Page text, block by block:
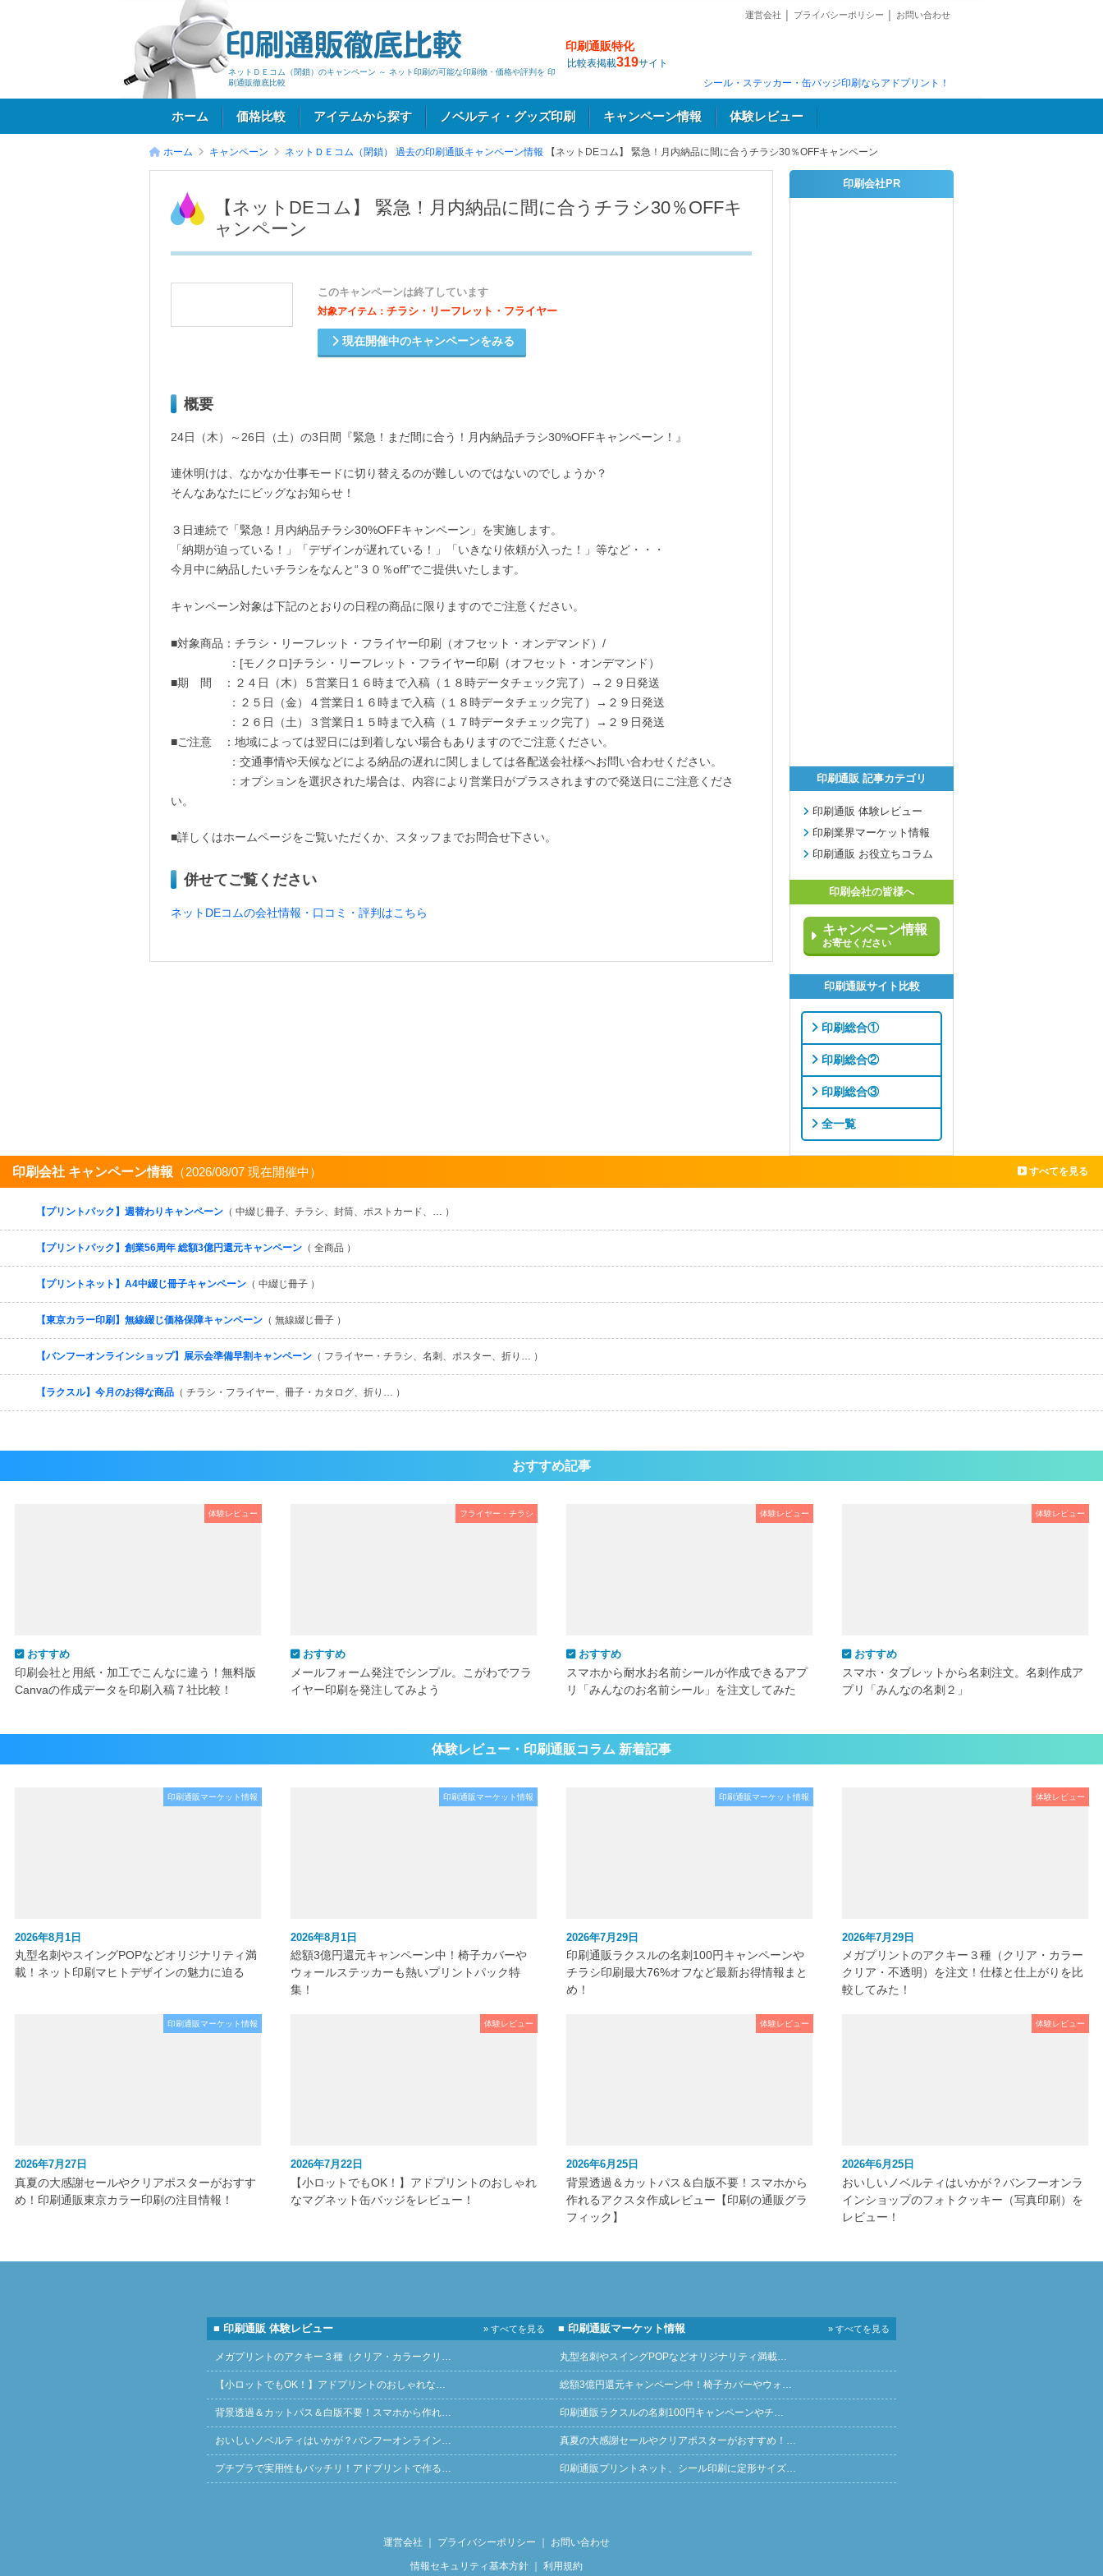
ネットＤＥコム（閉鎖）のキャンペーン ～ ネット印刷の可能な印刷物・価格や評判を 印
刷通販徹底比較
印刷通販特化
比較表掲載319サイト
運営会社 プライバシーポリシー お問い合わせ
シール・ステッカー・缶バッジ印刷ならアドプリント！
ホーム 価格比較 アイテムから探す ノベルティ・グッズ印刷 キャンペーン情報 体験レビュー
ホーム キャンペーン ネットＤＥコム（閉鎖） 過去の印刷通販キャンペーン情報 【ネットDEコム】 緊急！月内納品に間に合うチラシ30％OFFキャンペーン
【ネットDEコム】 緊急！月内納品に間に合うチラシ30％OFFキ
ャンペーン
このキャンペーンは終了しています
対象アイテム： チラシ・リーフレット・フライヤー
現在開催中のキャンペーンをみる
概要
24日（木）～26日（土）の3日間『緊急！まだ間に合う！月内納品チラシ30%OFFキャンペーン！』
連休明けは、なかなか仕事モードに切り替えるのが難しいのではないのでしょうか？
そんなあなたにビッグなお知らせ！
３日連続で「緊急！月内納品チラシ30%OFFキャンペーン」を実施します。
「納期が迫っている！」「デザインが遅れている！」「いきなり依頼が入った！」等など・・・
今月中に納品したいチラシをなんと“３０％off”でご提供いたします。
キャンペーン対象は下記のとおりの日程の商品に限りますのでご注意ください。
■対象商品：チラシ・リーフレット・フライヤー印刷（オフセット・オンデマンド）/
：[モノクロ]チラシ・リーフレット・フライヤー印刷（オフセット・オンデマンド）
■期 間 ：２４日（木）５営業日１６時まで入稿（１８時データチェック完了）→２９日発送
：２５日（金）４営業日１６時まで入稿（１８時データチェック完了）→２９日発送
：２６日（土）３営業日１５時まで入稿（１７時データチェック完了）→２９日発送
■ご注意 ：地域によっては翌日には到着しない場合もありますのでご注意ください。
：交通事情や天候などによる納品の遅れに関しましては各配送会社様へお問い合わせください。
：オプションを選択された場合は、内容により営業日がプラスされますので発送日にご注意くださ
い。
■詳しくはホームページをご覧いただくか、スタッフまでお問合せ下さい。
併せてご覧ください
ネットDEコムの会社情報・口コミ・評判はこちら
印刷会社PR
印刷通販 記事カテゴリ
印刷通販 体験レビュー
印刷業界マーケット情報
印刷通販 お役立ちコラム
印刷会社の皆様へ
キャンペーン情報
お寄せください
印刷通販サイト比較
印刷総合①
印刷総合②
印刷総合③
全一覧
印刷会社 キャンペーン情報 （2026/08/07 現在開催中） すべてを見る
【プリントパック】週替わりキャンペーン （ 中綴じ冊子、チラシ、封筒、ポストカード、… ）
【プリントパック】創業56周年 総額3億円還元キャンペーン （ 全商品 ）
【プリントネット】A4中綴じ冊子キャンペーン （ 中綴じ冊子 ）
【東京カラー印刷】無線綴じ価格保障キャンペーン （ 無線綴じ冊子 ）
【バンフーオンラインショップ】展示会準備早割キャンペーン （ フライヤー・チラシ、名刺、ポスター、折り… ）
【ラクスル】今月のお得な商品 （ チラシ・フライヤー、冊子・カタログ、折り… ）
おすすめ記事
体験レビュー
おすすめ
印刷会社と用紙・加工でこんなに違う！無料版
Canvaの作成データを印刷入稿７社比較！
フライヤー・チラシ
おすすめ
メールフォーム発注でシンプル。こがわでフラ
イヤー印刷を発注してみよう
体験レビュー
おすすめ
スマホから耐水お名前シールが作成できるアプ
リ「みんなのお名前シール」を注文してみた
体験レビュー
おすすめ
スマホ・タブレットから名刺注文。名刺作成ア
プリ「みんなの名刺２」
体験レビュー・印刷通販コラム 新着記事
印刷通販マーケット情報
2026年8月1日
丸型名刺やスイングPOPなどオリジナリティ満
載！ネット印刷マヒトデザインの魅力に迫る
印刷通販マーケット情報
2026年8月1日
総額3億円還元キャンペーン中！椅子カバーや
ウォールステッカーも熱いプリントパック特
集！
印刷通販マーケット情報
2026年7月29日
印刷通販ラクスルの名刺100円キャンペーンや
チラシ印刷最大76%オフなど最新お得情報まと
め！
体験レビュー
2026年7月29日
メガプリントのアクキー３種（クリア・カラー
クリア・不透明）を注文！仕様と仕上がりを比
較してみた！
印刷通販マーケット情報
2026年7月27日
真夏の大感謝セールやクリアポスターがおすす
め！印刷通販東京カラー印刷の注目情報！
体験レビュー
2026年7月22日
【小ロットでもOK！】アドプリントのおしゃれ
なマグネット缶バッジをレビュー！
体験レビュー
2026年6月25日
背景透過＆カットパス＆白版不要！スマホから
作れるアクスタ作成レビュー【印刷の通販グラ
フィック】
体験レビュー
2026年6月25日
おいしいノベルティはいかが？バンフーオンラ
インショップのフォトクッキー（写真印刷）を
レビュー！
■ 印刷通販 体験レビュー » すべてを見る
メガプリントのアクキー３種（クリア・カラークリ…
【小ロットでもOK！】アドプリントのおしゃれな…
背景透過＆カットパス＆白版不要！スマホから作れ…
おいしいノベルティはいかが？バンフーオンライン…
プチプラで実用性もバッチリ！アドプリントで作る…
■ 印刷通販マーケット情報 » すべてを見る
丸型名刺やスイングPOPなどオリジナリティ満載…
総額3億円還元キャンペーン中！椅子カバーやウォ…
印刷通販ラクスルの名刺100円キャンペーンやチ…
真夏の大感謝セールやクリアポスターがおすすめ！…
印刷通販プリントネット、シール印刷に定形サイズ…
運営会社 ｜ プライバシーポリシー ｜ お問い合わせ
情報セキュリティ基本方針｜ 利用規約